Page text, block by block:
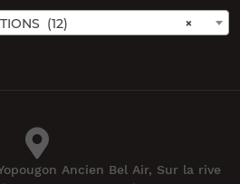
×
(12)
Ancien Bel Air, Sur la rive